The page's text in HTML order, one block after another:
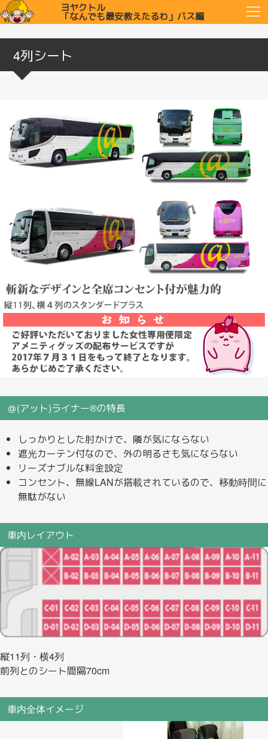
ヨヤクトル
「なんでも最安教えたるわ」バス編
4列シート
＠(アット)ライナー®の特長
しっかりとした肘かけで、隣が気にならない
遮光カーテン付なので、外の明るさも気にならない
リーズナブルな料金設定
コンセント、無線LANが搭載されているので、移動時間に
無駄がない
車内レイアウト
縦11列・横4列
前列とのシート間隔70cm
車内全体イメージ